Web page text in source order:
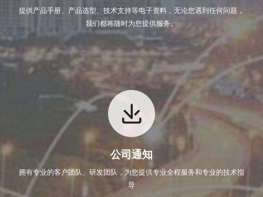
提供产品手册、产品选型、技术支持等电子资料，无论您遇到任何问题，
我们都将随时为您提供服务。
公司通知
拥有专业的客户团队、研发团队，为您提供专业全程服务和专业的技术指
导